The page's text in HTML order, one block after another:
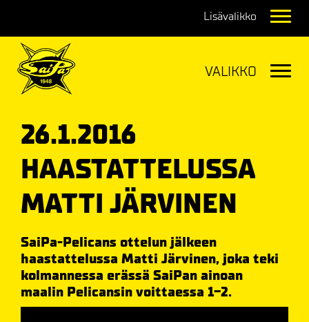
26.1.2016
HAASTATTELUSSA
MATTI JÄRVINEN
SaiPa-Pelicans ottelun jälkeen
haastattelussa Matti Järvinen, joka teki
kolmannessa erässä SaiPan ainoan
maalin Pelicansin voittaessa 1-2.